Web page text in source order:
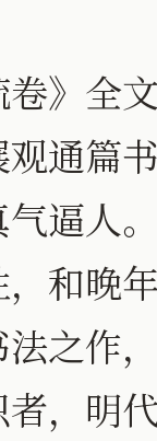
全文
通篇
逼人
和晚
之作
，明